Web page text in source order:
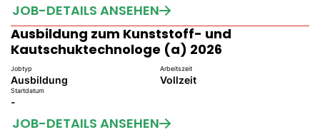
JOB-DETAILS ANSEHEN
Ausbildung zum Kunststoff- und
Kautschuktechnologe (a) 2026
Jobtyp
Ausbildung
Arbeitszeit
Vollzeit
Startdatum
-
JOB-DETAILS ANSEHEN